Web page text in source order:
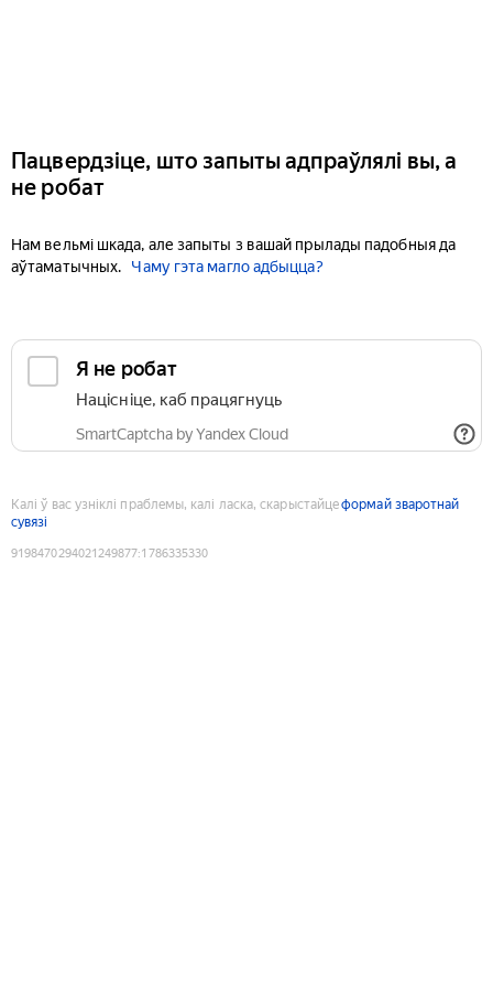
Пацвердзіце, што запыты адпраўлялі вы, а
не робат
Нам вельмі шкада, але запыты з вашай прылады падобныя да
аўтаматычных.
Чаму гэта магло адбыцца?
Я не робат
Націсніце, каб працягнуць
SmartCaptcha by Yandex Cloud
Калі ў вас узніклі праблемы, калі ласка, скарыстайцеформай зваротнай
сувязі
9198470294021249877:1786335330